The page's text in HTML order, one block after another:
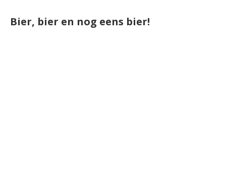
Bier, bier en nog eens bier!